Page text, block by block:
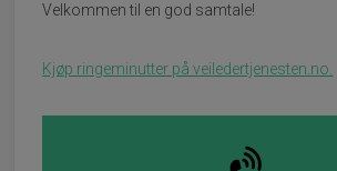
Velkommen til en god samtale!
Kjøp ringeminutter på veiledertjenesten.no.